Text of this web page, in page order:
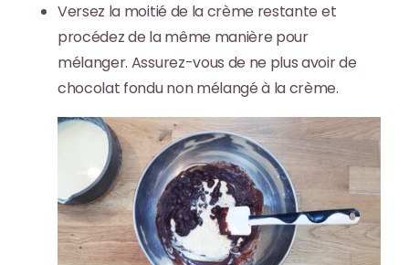
Versez la moitié de la crème restante et
procédez de la même manière pour
mélanger. Assurez-vous de ne plus avoir de
chocolat fondu non mélangé à la crème.